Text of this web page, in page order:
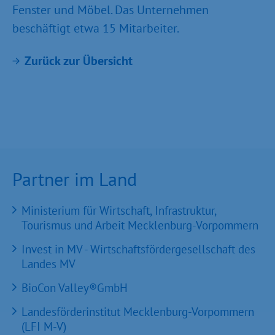
Fenster und Möbel. Das Unternehmen
beschäftigt etwa 15 Mitarbeiter.
Zurück zur Übersicht
Partner im Land
Ministerium für Wirtschaft, Infrastruktur,
Tourismus und Arbeit Mecklenburg-Vorpommern
Invest in MV - Wirtschaftsfördergesellschaft des
Landes MV
BioCon Valley®GmbH
Landesförderinstitut Mecklenburg-Vorpommern
(LFI M-V)